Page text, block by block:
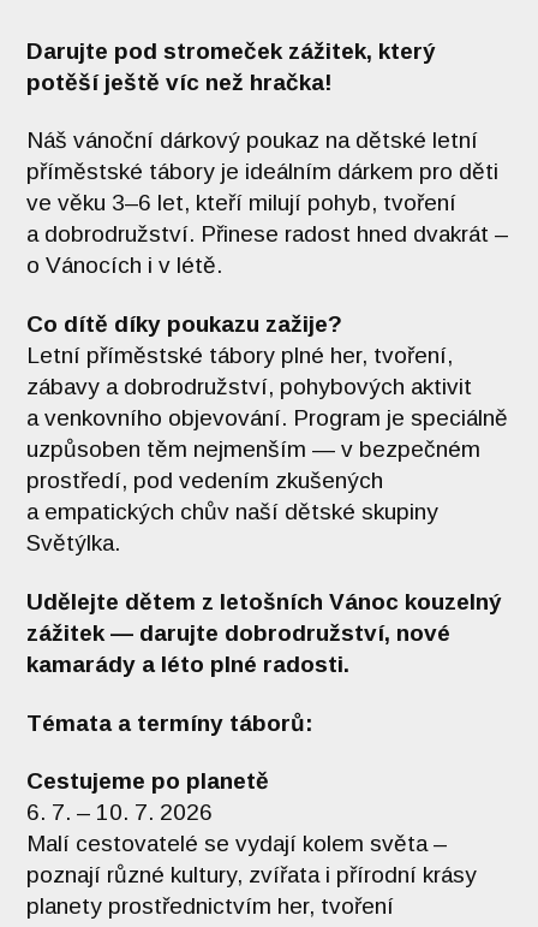
Darujte pod stromeček zážitek, který
potěší ještě víc než hračka!
Náš vánoční dárkový poukaz na dětské letní
příměstské tábory je ideálním dárkem pro děti
ve věku 3–6 let, kteří milují pohyb, tvoření
a dobrodružství. Přinese radost hned dvakrát –
o Vánocích i v létě.
Co dítě díky poukazu zažije?
Letní příměstské tábory plné her, tvoření,
zábavy a dobrodružství, pohybových aktivit
a venkovního objevování. Program je speciálně
uzpůsoben těm nejmenším — v bezpečném
prostředí, pod vedením zkušených
a empatických chův naší dětské skupiny
Světýlka.
Udělejte dětem z letošních Vánoc kouzelný
zážitek — darujte dobrodružství, nové
kamarády a léto plné radosti.
Témata a termíny táborů:
Cestujeme po planetě
6. 7. – 10. 7. 2026
Malí cestovatelé se vydají kolem světa –
poznají různé kultury, zvířata i přírodní krásy
planety prostřednictvím her, tvoření